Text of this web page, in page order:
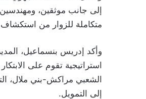
إلى جانب موثقين، ومهندسين
متكاملة للزوار من
وأكد إدريس بنسماعيل،
استراتيجية تقوم على
الشعبي مراكش-بني ملال،
إلى التمويل.